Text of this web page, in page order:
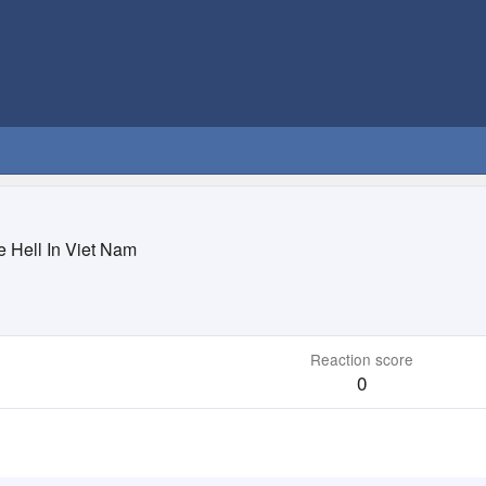
Hell In Viet Nam
Reaction score
0